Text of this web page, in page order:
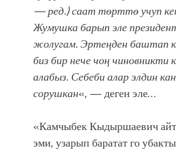
— ред.) саат төрттө учуп
Жумушка барып эле
жолугам. Эртеңден баштап
биз бир нече чоң чиновникти
алабыз. Себеби алар элдин
сорушкан«, — деген эле…
«Камчыбек Кыдыршаевич
эми, узарып баратат го